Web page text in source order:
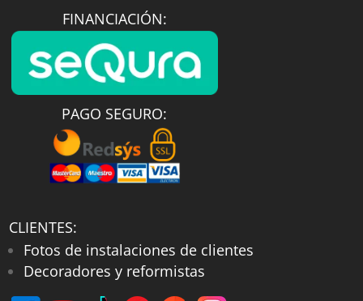
FINANCIACIÓN:
PAGO SEGURO:
CLIENTES:
Fotos de instalaciones de clientes
Decoradores y reformistas